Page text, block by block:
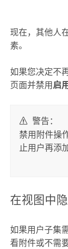
现在，其他人
素。
如果您决定不
页面并禁用 启
警告：
禁用附件操
止用户再添
在视图中
如果用户子集
看附件或不需